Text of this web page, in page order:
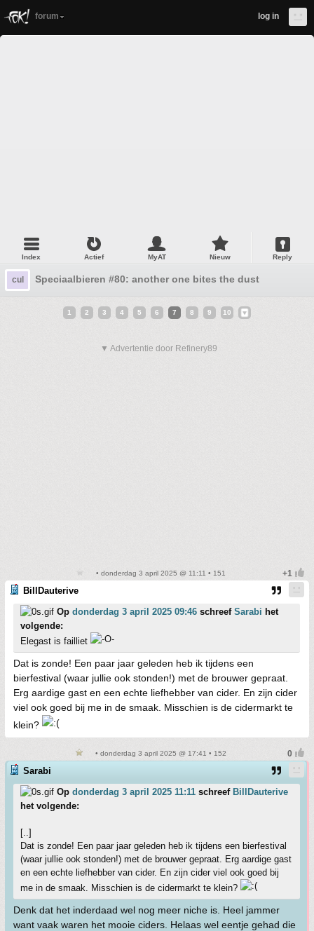
forum log in
Index Actief MyAT Nieuw Reply
cul Speciaalbieren #80: another one bites the dust
1 2 3 4 5 6 7 8 9 10
▼ Advertentie door Refinery89
• donderdag 3 april 2025 @ 11:11 • 151
BillDauterive
Op donderdag 3 april 2025 09:46 schreef Sarabi het
volgende:
Elegast is failliet
Dat is zonde! Een paar jaar geleden heb ik tijdens een
bierfestival (waar jullie ook stonden!) met de brouwer gepraat.
Erg aardige gast en een echte liefhebber van cider. En zijn cider
viel ook goed bij me in de smaak. Misschien is de cidermarkt te
klein?
• donderdag 3 april 2025 @ 17:41 • 152
Sarabi
Op donderdag 3 april 2025 11:11 schreef BillDauterive
het volgende:
[..]
Dat is zonde! Een paar jaar geleden heb ik tijdens een bierfestival
(waar jullie ook stonden!) met de brouwer gepraat. Erg aardige gast
en een echte liefhebber van cider. En zijn cider viel ook goed bij
me in de smaak. Misschien is de cidermarkt te klein?
Denk dat het inderdaad wel nog meer niche is. Heel jammer
want vaak waren het mooie ciders. Helaas wel eentje gehad die